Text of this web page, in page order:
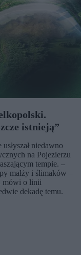
istnieją”
niedawno
na Pojezierzu
tempie. –
małży i ślimaków –
mówi o linii
dekadę temu.